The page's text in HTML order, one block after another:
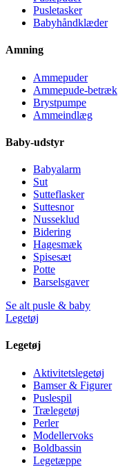
Pusletasker
Babyhåndklæder
Amning
Ammepuder
Ammepude-betræk
Brystpumpe
Ammeindlæg
Baby-udstyr
Babyalarm
Sut
Sutteflasker
Suttesnor
Nusseklud
Bidering
Hagesmæk
Spisesæt
Potte
Barselsgaver
Se alt pusle & baby
Legetøj
Legetøj
Aktivitetslegetøj
Bamser & Figurer
Puslespil
Trælegetøj
Perler
Modellervoks
Boldbassin
Legetæppe